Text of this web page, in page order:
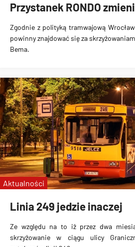
Przystanek RONDO
Zgodnie z polityką tramwajową
powinny znajdować się za
Bema.
Linia 249 jedzie inaczej
Ze względu na to iż przez dwa
skrzyżowanie w ciągu ulicy
Aktualności